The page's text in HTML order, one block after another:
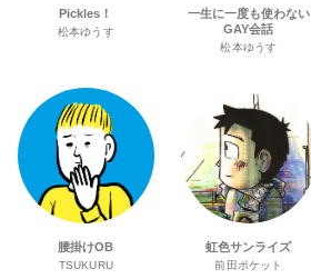
Pickles！
松本ゆうす
一生に一度も使わない
GAY会話
松本ゆうす
腰掛けOB
TSUKURU
虹色サンライズ
前田ポケット